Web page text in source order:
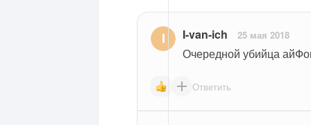
I-van-ich 25 мая 2018
Очередной убийца
Ответить